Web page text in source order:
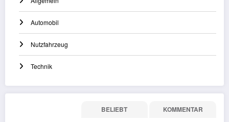
Automobil
Nutzfahrzeug
Technik
BELIEBT KOMMENTAR